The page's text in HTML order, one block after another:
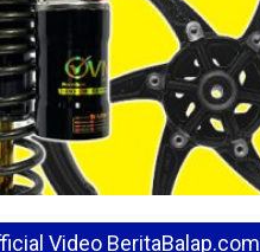
Video BeritaBalap.com